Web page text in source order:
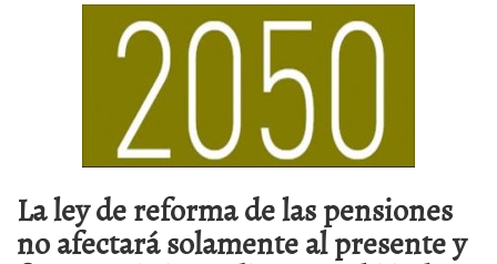
Laley de reforma de las pensiones
no afectará solamente al presente y